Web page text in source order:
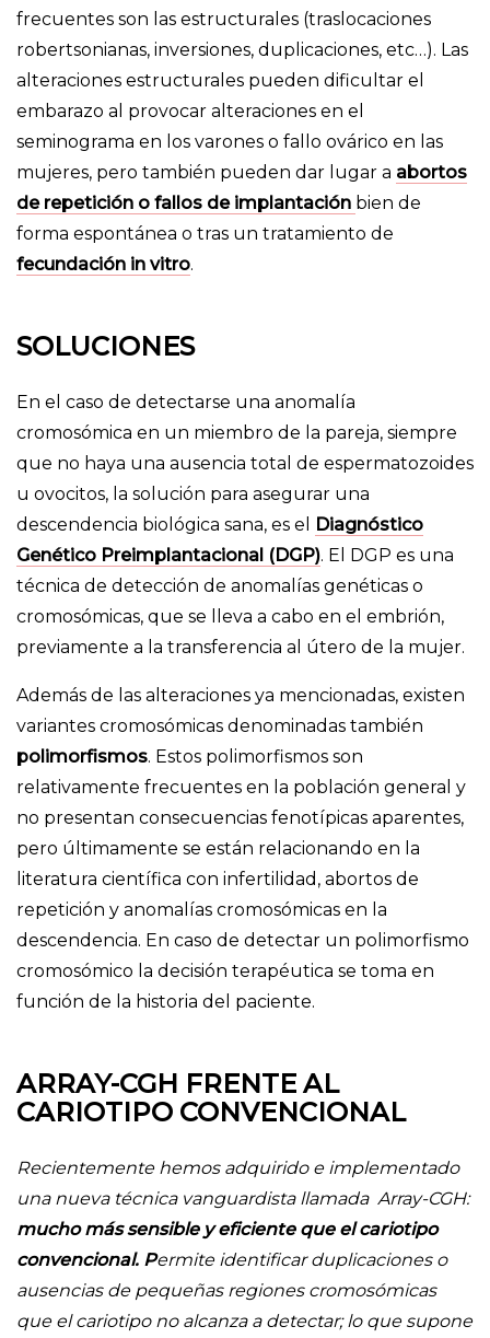
frecuentes son las estructurales (traslocaciones
robertsonianas, inversiones, duplicaciones, etc…). Las
alteraciones estructurales pueden dificultar el
embarazo al provocar alteraciones en el
seminograma en los varones o fallo ovárico en las
mujeres, pero también pueden dar lugar a abortos
de repetición o fallos de implantación bien de
forma espontánea o tras un tratamiento de
fecundación in vitro.
SOLUCIONES
En el caso de detectarse una anomalía
cromosómica en un miembro de la pareja, siempre
que no haya una ausencia total de espermatozoides
u ovocitos, la solución para asegurar una
descendencia biológica sana, es el
Diagnóstico
Genético Preimplantacional (DGP). El DGP es una
técnica de detección de anomalías genéticas o
cromosómicas, que se lleva a cabo en el embrión,
previamente a la transferencia al útero de la mujer.
Además de las alteraciones ya mencionadas, existen
variantes cromosómicas denominadas también
polimorfismos. Estos polimorfismos son
relativamente frecuentes en la población general y
no presentan consecuencias fenotípicas aparentes,
pero últimamente se están relacionando en la
literatura científica con infertilidad, abortos de
repetición y anomalías cromosómicas en la
descendencia. En caso de detectar un polimorfismo
cromosómico la decisión terapéutica se toma en
función de la historia del paciente.
ARRAY-CGH FRENTE AL
CARIOTIPO CONVENCIONAL
Recientemente hemos adquirido e implementado
una nueva técnica vanguardista llamada Array-CGH:
mucho más sensible y eficiente que el cariotipo
convencional. Permite identificar duplicaciones o
ausencias de pequeñas regiones cromosómicas
que el cariotipo no alcanza a detectar; lo que supone